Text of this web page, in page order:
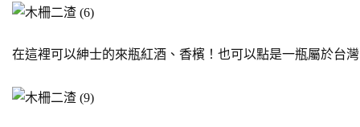
在這裡可以紳士的來瓶紅酒、香檳！也可以點是一瓶屬於台